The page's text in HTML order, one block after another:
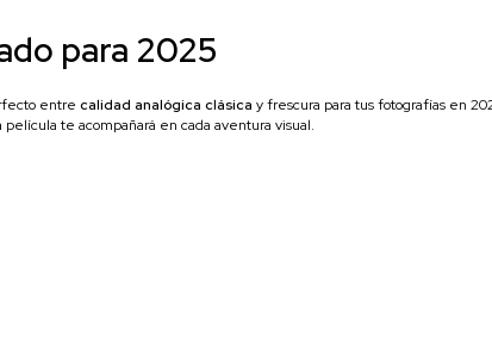
para 2025
entre calidad analógica clásica y frescura para tus fotografías en
te acompañará en cada aventura visual.